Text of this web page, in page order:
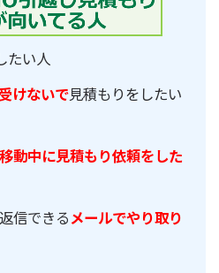
たい人
けないで見積もりをしたい
移動中に見積もり依頼をした
信できるメールでやり取り